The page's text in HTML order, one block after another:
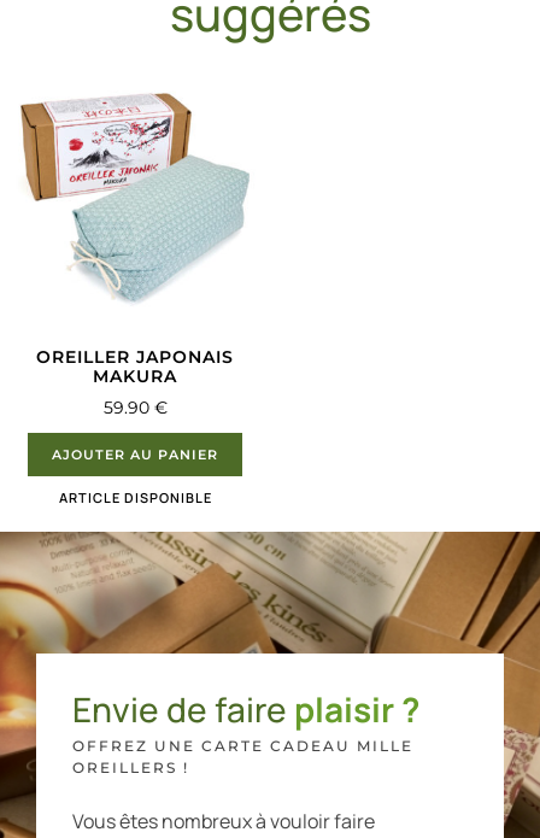
suggérés
OREILLER JAPONAIS
MAKURA
59.90 €
AJOUTER AU PANIER
ARTICLE DISPONIBLE
Envie de faire plaisir ?
OFFREZ UNE CARTE CADEAU MILLE
OREILLERS !
Vous êtes nombreux à vouloir faire